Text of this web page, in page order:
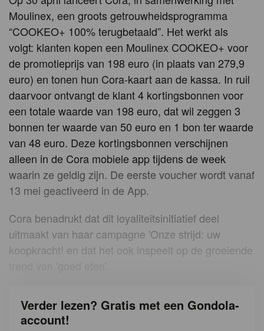
Moulinex, een groots getrouwheidsprogramma
“COOKEO+ 100% terugbetaald”. Het werkt als
volgt: klanten kopen een Moulinex COOKEO+ voor
de promotieprijs van 198 euro (in plaats van 279,9
euro) en tonen hun Cora-kaart aan de kassa. In ruil
daarvoor ontvangt de klant 4 kortingsbonnen voor
een totale waarde van 198 euro, dat wil zeggen 3
bonnen ter waarde van 50 euro en 1 bon ter waarde
van 48 euro. Deze kortingsbonnen verschijnen
alleen in de Cora mobiele app tijdens de week
waarin ze geldig zijn. De eerste voucher wordt vanaf
13 mei geactiveerd in de App.
Cora benadrukt dat dit loyaliteitsinitiatief deel
uitmaakt van haar campagne 'Onze strijd: uw
koopkracht! en dat het ook inspeelt op de groeiende
Verder lezen? Gratis met een Gondola-
account!